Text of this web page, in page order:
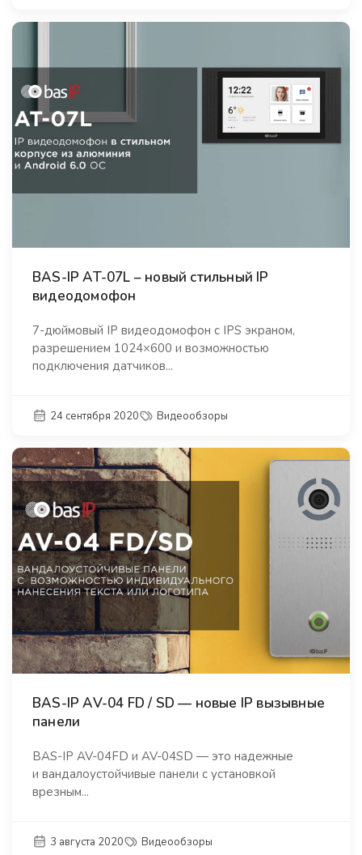
BAS-IP AT-07L – новый стильный IP
видеодомофон
7-дюймовый IP видеодомофон с IPS экраном,
разрешением 1024×600 и возможностью
подключения датчиков...
24 сентября 2020 Видеообзоры
BAS-IP AV-04 FD / SD — новые IP вызывные
панели
BAS-IP AV-04FD и AV-04SD — это надежные
и вандалоустойчивые панели с установкой
врезным...
3 августа 2020 Видеообзоры